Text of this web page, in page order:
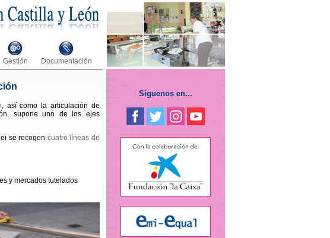
Gestión Documentación
, así como la articulación de
supone uno de los ejes
se recogen cuatro líneas de
y mercados tutelados
Síguenos en...